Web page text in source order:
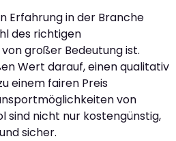
Erfahrung in der Branche
des richtigen
großer Bedeutung ist.
Wert darauf, einen qualitativ
einem fairen Preis
von
sind nicht nur kostengünstig,
sicher.